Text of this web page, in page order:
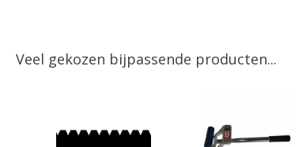
Veel gekozen bijpassende producten...